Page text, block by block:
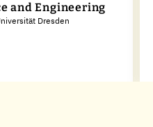
and Engineering
Dresden